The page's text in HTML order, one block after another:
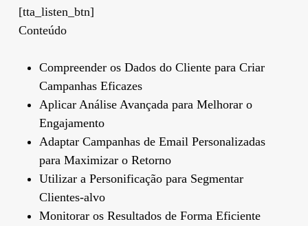
[tta_listen_btn]
Conteúdo
Compreender os Dados do Cliente para Criar
Campanhas Eficazes
Aplicar Análise Avançada para Melhorar o
Engajamento
Adaptar Campanhas de Email Personalizadas
para Maximizar o Retorno
Utilizar a Personificação para Segmentar
Clientes-alvo
Monitorar os Resultados de Forma Eficiente